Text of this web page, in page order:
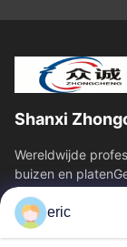
Shanxi
Wereldwijde
buizen en
platen, en biedt
eric